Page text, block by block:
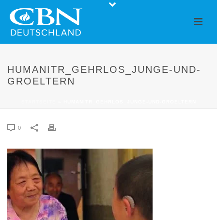
HUMANITR_GEHRLOS_JUNGE-UND-
GROELTERN
0